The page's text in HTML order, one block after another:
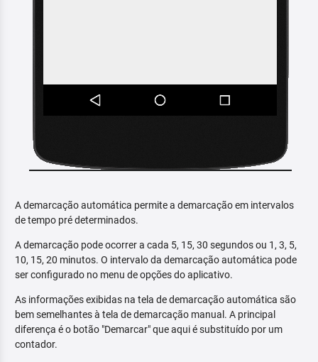
A demarcação automática permite a demarcação em intervalos
de tempo pré determinados.
A demarcação pode ocorrer a cada 5, 15, 30 segundos ou 1, 3, 5,
10, 15, 20 minutos. O intervalo da demarcação automática pode
ser configurado no menu de opções do aplicativo.
As informações exibidas na tela de demarcação automática são
bem semelhantes à tela de demarcação manual. A principal
diferença é o botão "Demarcar" que aqui é substituído por um
contador.